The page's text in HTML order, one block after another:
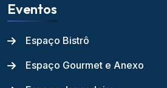
Eventos
Espaço Bistrô
Espaço Gourmet e Anexo